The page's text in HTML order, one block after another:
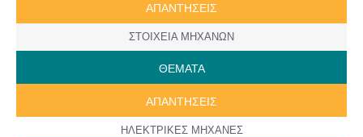
ΑΠΑΝΤΗΣΕΙΣ
ΣΤΟΙΧΕΙΑ ΜΗΧΑΝΩΝ
ΘΕΜΑΤΑ
ΑΠΑΝΤΗΣΕΙΣ
ΗΛΕΚΤΡΙΚΕΣ ΜΗΧΑΝΕΣ